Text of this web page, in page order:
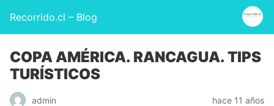
Recorrido.cl – Blog
COPA AMÉRICA. RANCAGUA. TIPS
TURÍSTICOS
admin hace 11 años